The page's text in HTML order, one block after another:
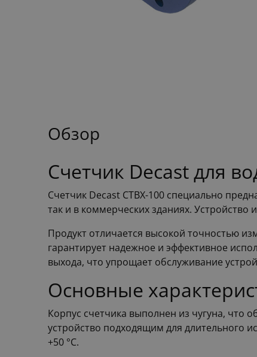
Обзор
Счетчик Decast для
Счетчик Decast СТВХ-100 специально
так и в коммерческих зданиях.
Продукт отличается высокой точностью
гарантирует надежное и эффективное
выхода, что упрощает обслуживание
Основные
Корпус счетчика выполнен из чугуна, что
устройство подходящим для длительного
+50 °С.